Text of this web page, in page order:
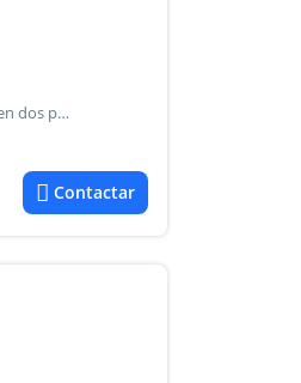
Amplio local sobre lote de 10 x 32 m. Superficie de lote: 320 m2 superficie cubierta: 300 m2 en dos plantas amplia entrada de camiones con pisos de alto impacto y cortina de enrollar metalica amplia vidriera superficie libre 200 m2 baño - kitchenette - ascensor planta alta: amplio sector administrativo - dos baños - balcon al frente ideal showroom de materiales - concesionaria de autos - etc.
Contactar